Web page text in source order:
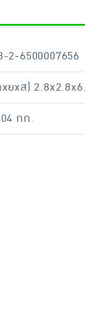
2-6500007656
ยxส)
กก.